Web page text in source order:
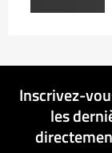
Inscrivez-
les